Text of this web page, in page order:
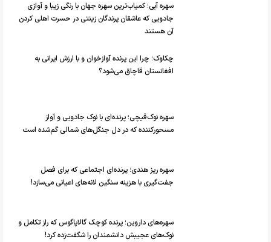
سهره آبی؛ کمیاب‌ترین سهره جهان با رنگی زیبا و آوازی
جادویی که عاشقان پرندگان زینتی در حسرت اهلی کردن
آن هستند
چکاوک؛ چرا این پرنده آوازخوان و با ارزش ایرانی به
افغانستان قاچاق می‌شود؟
سهره نوک‌قیچی؛ پرنده‌ای با نوک جادویی و آواز
مسحورکننده که در دل جنگل‌های شمالی گم‌شده است
سهره ریز هندی؛ پرنده‌ای اجتماعی که برای فصل
جفت‌گیری با هزینه سنگین لانه‌های اعیانی می‌سازد!
سهره‌های داروین؛ پرنده کوچک گالاپاگوس که راز تکامل و
نوک‌های عجیبش دانشمندان را شگفت‌زده کرد!